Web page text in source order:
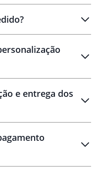
brinde
e entrega dos
48 horas